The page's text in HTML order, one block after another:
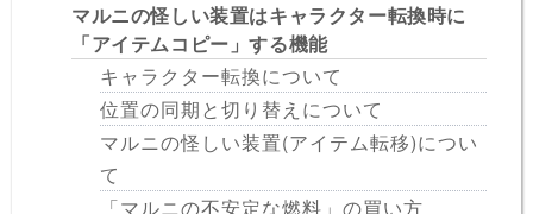
マルニの怪しい装置はキャラクター転換時に
「アイテムコピー」する機能
キャラクター転換について
位置の同期と切り替えについて
マルニの怪しい装置(アイテム転移)につい
て
「マルニの不安定な燃料」の買い方